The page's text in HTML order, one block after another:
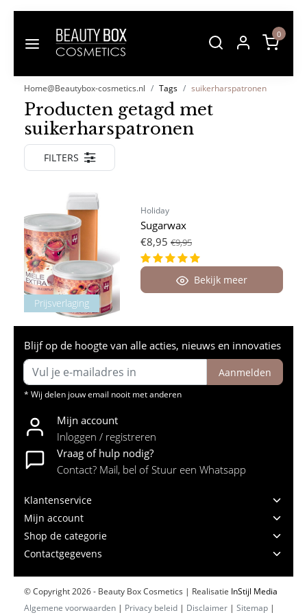
0
Home@Beautybox-cosmetics.nl Tags suikerharspatronen
Producten getagd met
suikerharspatronen
FILTERS
Prijsverlaging
Holiday
Sugarwax
€8,95 €9,95
Bekijk meer
Blijf op de hoogte van alle acties, nieuws en innovaties
Aanmelden
* Wij delen jouw email nooit met anderen
Mijn account
Inloggen / registreren
Vraag of hulp nodig?
Contact? Mail, bel of Stuur een Whatsapp
Klantenservice
Mijn account
Shop de categorie
Contactgegevens
© Copyright 2026 - Beauty Box Cosmetics | Realisatie InStijl Media
Algemene voorwaarden | Privacy beleid | Disclaimer | Sitemap |